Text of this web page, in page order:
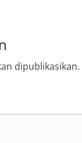
dipublikasikan.